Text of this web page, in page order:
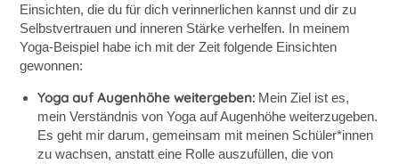
Einsichten, die du für dich verinnerlichen kannst und dir zu
Selbstvertrauen und inneren Stärke verhelfen. In meinem
Yoga-Beispiel habe ich mit der Zeit folgende Einsichten
gewonnen:
Yoga auf Augenhöhe weitergeben:Mein Ziel ist es,
mein Verständnis von Yoga auf Augenhöhe weiterzugeben.
Es geht mir darum, gemeinsam mit meinen Schüler*innen
zu wachsen, anstatt eine Rolle auszufüllen, die von